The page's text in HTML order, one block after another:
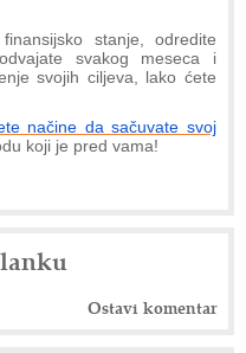
stanje, odredite
svakog meseca i
svojih ciljeva, lako ćete
načine da sačuvate svoj
koji je pred vama!
Ostavi komentar